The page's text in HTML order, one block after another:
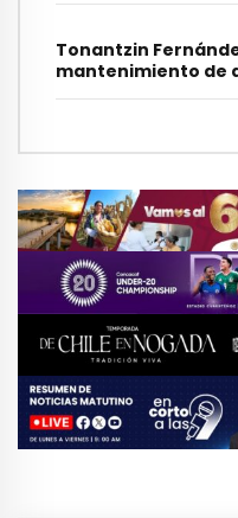
Tonantzin
mantenimiento de
en Cholula